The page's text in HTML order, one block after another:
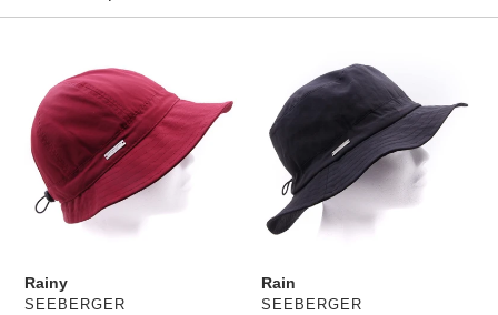
l
c
t
i
Rainy
VERKOPER
SEEBERGER
Rain
VERKOPER
SEEBERGER